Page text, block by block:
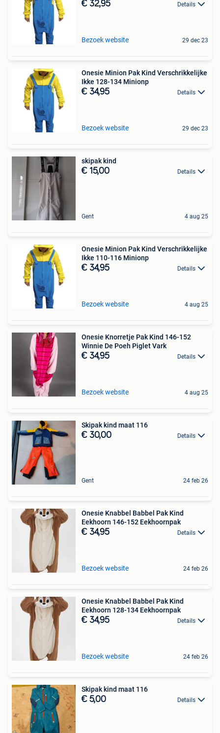
€ 32,95 Details
Bezoek website 29 dec 23
Onesie Minion Pak Kind Verschrikkelijke
Ikke 128-134 Minionp
€ 34,95 Details
Bezoek website 29 dec 23
skipak kind
€ 15,00 Details
Gent 4 aug 25
Onesie Minion Pak Kind Verschrikkelijke
Ikke 110-116 Minionp
€ 34,95 Details
Bezoek website 4 aug 25
Onesie Knorretje Pak Kind 146-152
Winnie De Poeh Piglet Vark
€ 34,95 Details
Bezoek website 4 aug 25
Skipak kind maat 116
€ 30,00 Details
Gent 24 feb 26
Onesie Knabbel Babbel Pak Kind
Eekhoorn 146-152 Eekhoornpak
€ 34,95 Details
Bezoek website 24 feb 26
Onesie Knabbel Babbel Pak Kind
Eekhoorn 128-134 Eekhoornpak
€ 34,95 Details
Bezoek website 24 feb 26
Skipak kind maat 116
€ 5,00 Details